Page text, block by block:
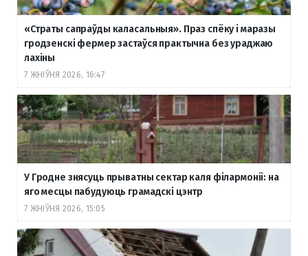
«Страты сапраўды каласальныя». Праз спёку і маразы
гродзенскі фермер застаўся практычна без ураджаю
лахіны
7 ЖНІЎНЯ 2026, 16:47
У Гродне знясуць прыватны сектар каля філармоніі: на
яго месцы пабудуюць грамадскі цэнтр
7 ЖНІЎНЯ 2026, 15:05